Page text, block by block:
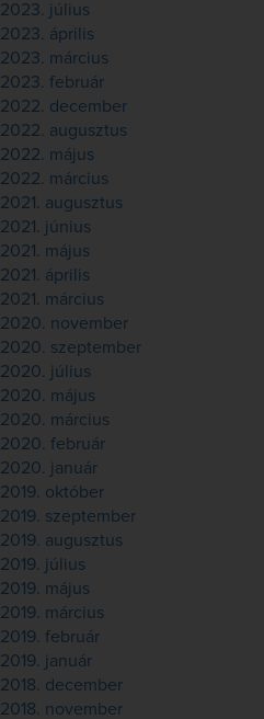
2023. július
2023. április
2023. március
2023. február
2022. december
2022. augusztus
2022. május
2022. március
2021. augusztus
2021. június
2021. május
2021. április
2021. március
2020. november
2020. szeptember
2020. július
2020. május
2020. március
2020. február
2020. január
2019. október
2019. szeptember
2019. augusztus
2019. július
2019. május
2019. március
2019. február
2019. január
2018. december
2018. november